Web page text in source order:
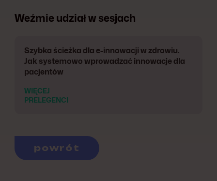
Weźmie udział w sesjach
Szybka ścieżka dla e-innowacji w zdrowiu.
Jak systemowo wprowadzać innowacje dla
pacjentów
WIĘCEJ
PRELEGENCI
powrót